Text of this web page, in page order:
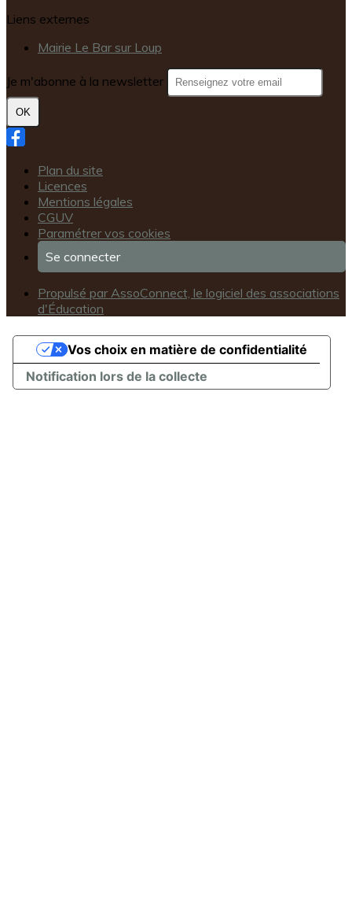
Liens externes
Mairie Le Bar sur Loup
Je m'abonne à la newsletter
OK
Plan du site
Licences
Mentions légales
CGUV
Paramétrer vos cookies
Se connecter
Propulsé par AssoConnect, le logiciel des associations
d'Éducation
Notification lors de la collecte
Vos choix en matière de confidentialité